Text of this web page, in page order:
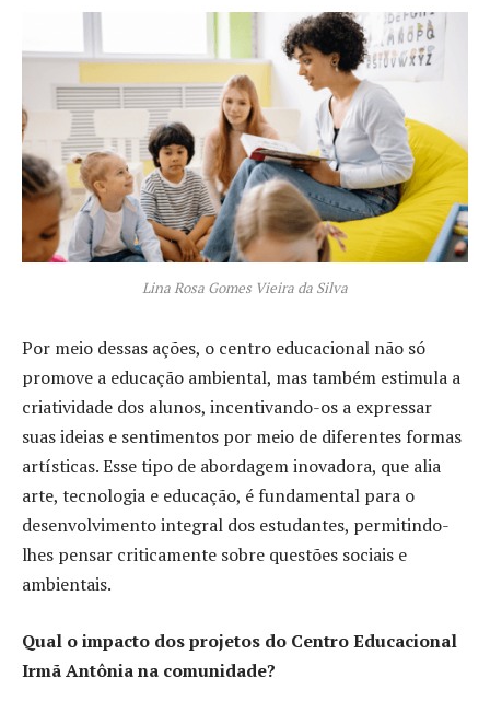
Lina Rosa Gomes Vieira da Silva
Por meio dessas ações, o centro educacional não só
promove a educação ambiental, mas também estimula a
criatividade dos alunos, incentivando-os a expressar
suas ideias e sentimentos por meio de diferentes formas
artísticas. Esse tipo de abordagem inovadora, que alia
arte, tecnologia e educação, é fundamental para o
desenvolvimento integral dos estudantes, permitindo-
lhes pensar criticamente sobre questões sociais e
ambientais.
Qual o impacto dos projetos do Centro Educacional
Irmã Antônia na comunidade?